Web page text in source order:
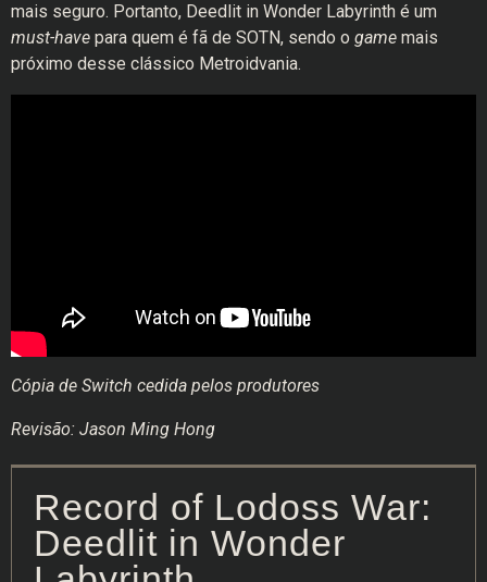
mais seguro. Portanto, Deedlit in Wonder Labyrinth é um
must-have para quem é fã de SOTN, sendo o game mais
próximo desse clássico Metroidvania.
Cópia de Switch cedida pelos produtores
Revisão: Jason Ming Hong
Record of Lodoss War:
Deedlit in Wonder